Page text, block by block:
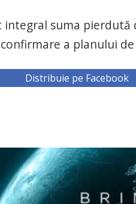
suma pierdută
a planului
Distribuie pe Facebook